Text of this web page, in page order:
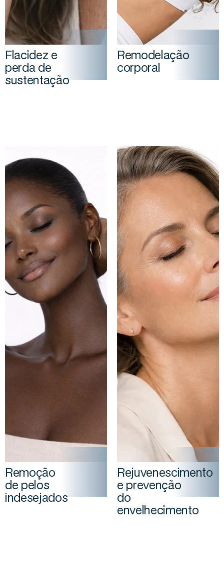
Flacidez e
perda de
sustentação
Remodelação
corporal
Remoção
de pelos
indesejados
Rejuvenescimento
e prevenção
do
envelhecimento